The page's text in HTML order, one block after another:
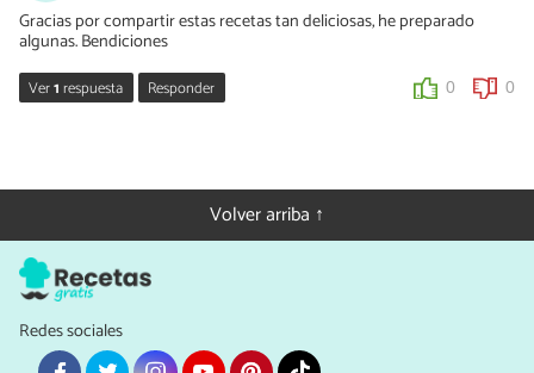
Gracias por compartir estas recetas tan deliciosas, he preparado
algunas. Bendiciones
Ver1respuesta Responder 0 0
Flora, gracias a ti por probarlas, me hace ilusión que te hayan
gustado. ¡Que pases un hermoso día!
Volver arriba ↑
Redes sociales